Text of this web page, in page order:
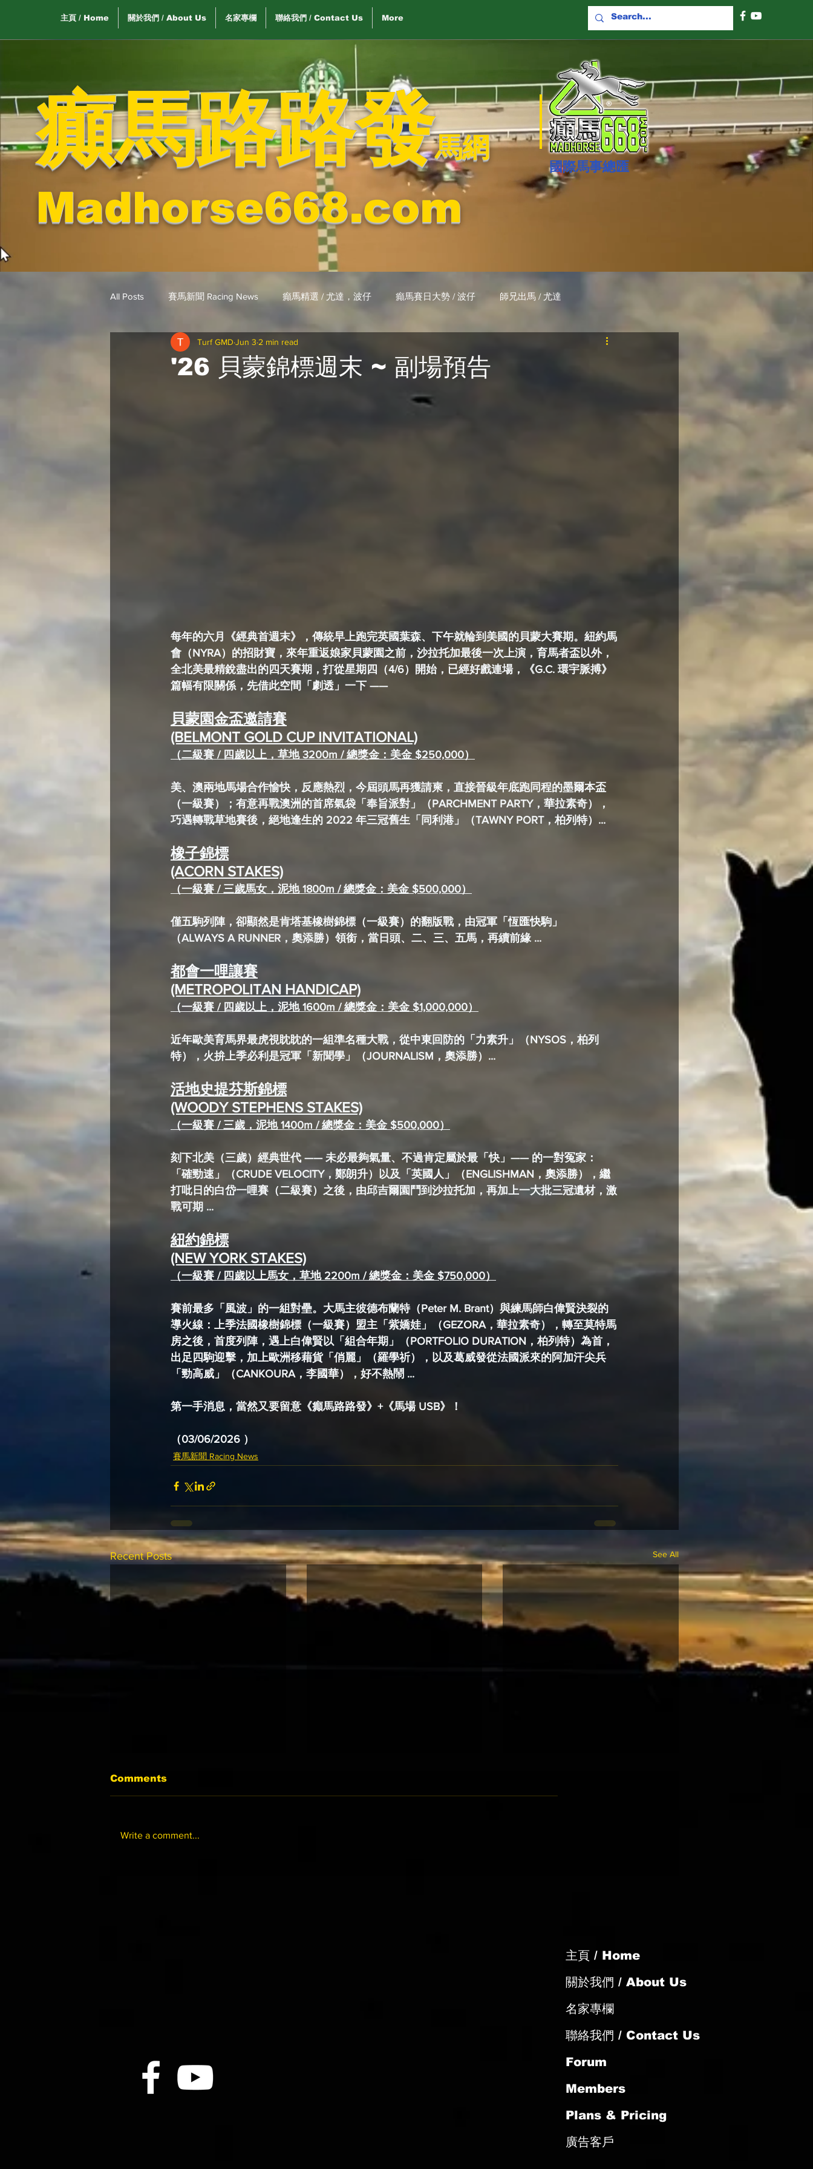
主頁 / Home 關於我們 / About Us 名家專欄 聯絡我們 / Contact Us More
癲馬路路發馬網
Madhorse668.com
國際​馬事總匯
All Posts 賽馬新聞 Racing News 癲馬精選 / 尤達，波仔 癲馬賽日大勢 / 波仔 師兄出馬 / 尤達
戈登說馬事 / 馬王哥頓 三 T 大茶飯 / LakLak 自購馬透視 / G.C.
綠茵新貴 / 馬森
'26 貝蒙錦標週末 ~ 副場預告
Turf GMD Jun 3 2 min read
每年的六月《經典首週末》，傳統早上跑完英國葉森、下午就輪到美國的貝蒙大賽期。紐約馬
會（NYRA）的招財寶，來年重返娘家貝蒙園之前，沙拉托加最後一次上演，育馬者盃以外，
全北美最精銳盡出的四天賽期，打從星期四（4/6）開始，已經好戲連場，《G.C. 環宇脈搏》
篇幅有限關係，先借此空間「劇透」一下 ——
貝蒙園金盃邀請賽
(BELMONT GOLD CUP INVITATIONAL)
（二級賽 / 四歲以上，草地 3200m / 總獎金：美金 $250,000）
美、澳兩地馬場合作愉快，反應熱烈，今屆頭馬再獲請柬，直接晉級年底跑同程的墨爾本盃
（一級賽）；有意再戰澳洲的首席氣袋「奉旨派對」（PARCHMENT PARTY，華拉素奇），
巧遇轉戰草地賽後，絕地逢生的 2022 年三冠舊生「同利港」（TAWNY PORT，柏列特）...
橡子錦標
(ACORN STAKES)
（一級賽 / 三歲馬女，泥地 1800m / 總獎金：美金 $500,000）
僅五駒列陣，卻顯然是肯塔基橡樹錦標（一級賽）的翻版戰，由冠軍「恆匯快駒」
（ALWAYS A RUNNER，奧添勝）領銜，當日頭、二、三、五馬，再續前緣 ...
都會一哩讓賽
(METROPOLITAN HANDICAP)
（一級賽 / 四歲以上，泥地 1600m / 總獎金：美金 $1,000,000）
近年歐美育馬界最虎視眈眈的一組準名種大戰，從中東回防的「力素升」（NYSOS，柏列
特），火拚上季必利是冠軍「新聞學」（JOURNALISM，奧添勝）...
活地史提芬斯錦標
(WOODY STEPHENS STAKES)
（一級賽 / 三歲，泥地 1400m / 總獎金：美金 $500,000）
刻下北美（三歲）經典世代 —— 未必最夠氣量、不過肯定屬於最「快」—— 的一對冤家：
「確勁速」（CRUDE VELOCITY，鄭朗升）以及「英國人」（ENGLISHMAN，奧添勝），繼
打吡日的白岱一哩賽（二級賽）之後，由邱吉爾園鬥到沙拉托加，再加上一大批三冠遺材，激
戰可期 ...
紐約錦標
(NEW YORK STAKES)
（一級賽 / 四歲以上馬女，草地 2200m / 總獎金：美金 $750,000）
賽前最多「風波」的一組對壘。大馬主彼德布蘭特（Peter M. Brant）與練馬師白偉賢決裂的
導火線：上季法國橡樹錦標（一級賽）盟主 「紫嬌娃」（GEZORA，華拉素奇），轉至莫特馬
房之後，首度列陣，遇上白偉賢以「組合年期」（PORTFOLIO DURATION，柏列特）為首，
出足四駒迎擊，加上歐洲移藉貨「俏麗」（羅學祈），以及葛威發從法國派來的阿加汗尖兵
「勁高威」（CANKOURA，李國華），好不熱鬧 ...
第一手消息，當然又要留意《癲馬路路發》+《馬場 USB》！
（03/06/2026 ）
賽馬新聞 Racing News
Recent Posts See All
Comments
Write a comment...
主頁 / Home
關於我們 / About Us
名家專欄
聯絡我們 / Contact Us
Forum
Members
Plans & Pricing
廣告客戶